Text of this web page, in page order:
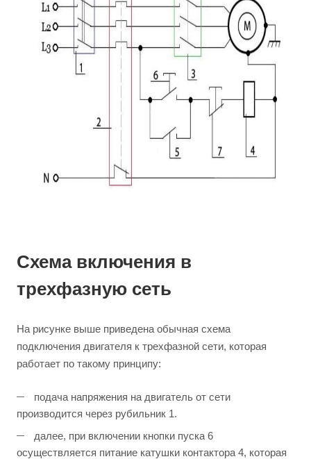
Схема включения в
трехфазную сеть
На рисунке выше приведена обычная схема
подключения двигателя к трехфазной сети, которая
работает по такому принципу:
подача напряжения на двигатель от сети
производится через рубильник 1.
далее, при включении кнопки пуска 6
осуществляется питание катушки контактора 4, которая